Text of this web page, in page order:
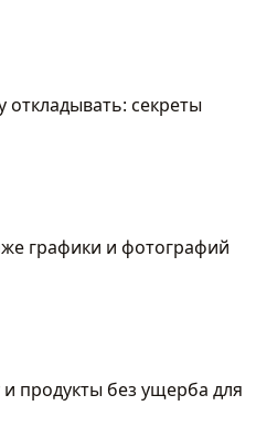
секреты
графики и фотографий
и продукты без ущерба для